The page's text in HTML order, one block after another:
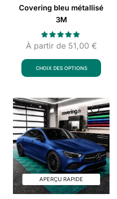
Covering bleu métallisé
3M
À partir de 51,00 €
CHOIX DES OPTIONS
APERÇU RAPIDE